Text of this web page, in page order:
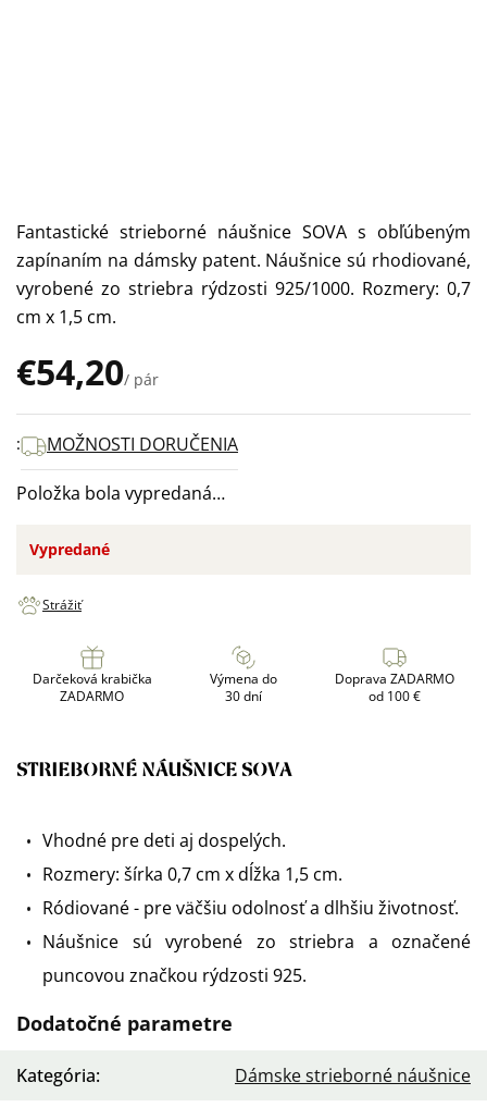
€54,20/ pár
Jednotková
cena:
Vypredané
MOŽNOSTI DORUČENIA
Položka bola vypredaná…
Fantastické strieborné náušnice SOVA s obľúbeným
zapínaním na dámsky patent. Náušnice sú rhodiované,
vyrobené zo striebra rýdzosti 925/1000. Rozmery: 0,7
cm x 1,5 cm.
Strážiť
Darčeková krabička
ZADARMO
Výmena do
30 dní
Doprava ZADARMO
od 100 €
STRIEBORNÉ NÁUŠNICE SOVA
Vhodné pre deti aj dospelých.
Rozmery: šírka 0,7 cm x dĺžka 1,5 cm.
Ródiované - pre väčšiu odolnosť a dlhšiu životnosť.
Náušnice sú vyrobené zo striebra a označené
puncovou značkou rýdzosti 925.
Dodatočné parametre
Kategória: Dámske strieborné náušnice